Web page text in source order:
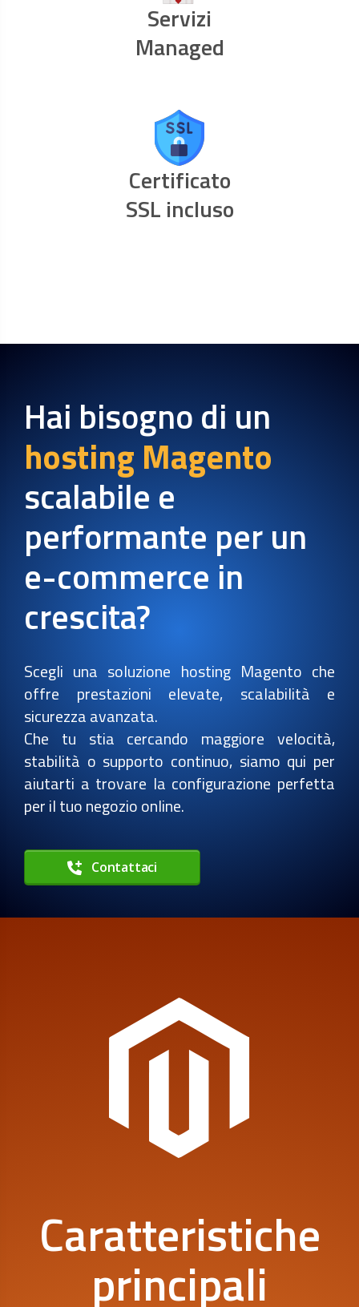
Servizi
Managed
Certificato
SSL incluso
Hai bisogno di un
hosting Magento
scalabile e
performante per un
e-commerce in
crescita?
Scegli una soluzione hosting Magento che
offre prestazioni elevate, scalabilità e
sicurezza avanzata.
Che tu stia cercando maggiore velocità,
stabilità o supporto continuo, siamo qui per
aiutarti a trovare la configurazione perfetta
per il tuo negozio online.
Contattaci
Caratteristiche
principali